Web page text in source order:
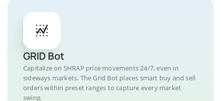
GRID Bot
Capitalize on SHRAP price movements 24/7, even in
sideways markets. The Grid Bot places smart buy and sell
orders within preset ranges to capture every market
swing.